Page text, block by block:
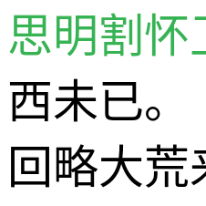
思明割怀
西未已。
回略大荒